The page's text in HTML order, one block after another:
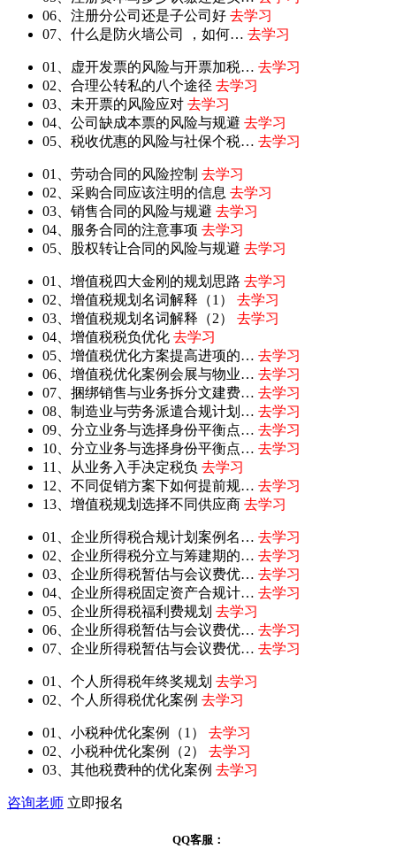
06、注册分公司还是子公司好 去学习
07、什么是防火墙公司 ，如何… 去学习
01、虚开发票的风险与开票加税… 去学习
02、合理公转私的八个途径 去学习
03、未开票的风险应对 去学习
04、公司缺成本票的风险与规避 去学习
05、税收优惠的风险与社保个税… 去学习
01、劳动合同的风险控制 去学习
02、采购合同应该注明的信息 去学习
03、销售合同的风险与规避 去学习
04、服务合同的注意事项 去学习
05、股权转让合同的风险与规避 去学习
01、增值税四大金刚的规划思路 去学习
02、增值税规划名词解释（1） 去学习
03、增值税规划名词解释（2） 去学习
04、增值税税负优化 去学习
05、增值税优化方案提高进项的… 去学习
06、增值税优化案例会展与物业… 去学习
07、捆绑销售与业务拆分文建费… 去学习
08、制造业与劳务派遣合规计划… 去学习
09、分立业务与选择身份平衡点… 去学习
10、分立业务与选择身份平衡点… 去学习
11、从业务入手决定税负 去学习
12、不同促销方案下如何提前规… 去学习
13、增值税规划选择不同供应商 去学习
01、企业所得税合规计划案例名… 去学习
02、企业所得税分立与筹建期的… 去学习
03、企业所得税暂估与会议费优… 去学习
04、企业所得税固定资产合规计… 去学习
05、企业所得税福利费规划 去学习
06、企业所得税暂估与会议费优… 去学习
07、企业所得税暂估与会议费优… 去学习
01、个人所得税年终奖规划 去学习
02、个人所得税优化案例 去学习
01、小税种优化案例（1） 去学习
02、小税种优化案例（2） 去学习
03、其他税费种的优化案例 去学习
咨询老师 立即报名
QQ客服：